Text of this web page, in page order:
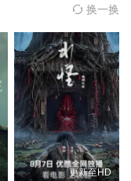
体倾情奉献，用其真
换一换
更新至HD